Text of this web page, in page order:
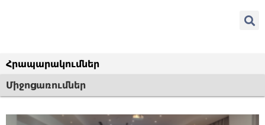
Հրապարակումներ
Միջոցառումներ